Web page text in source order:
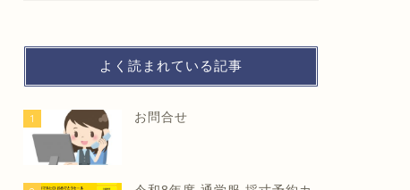
よく読まれている記事
1 お問合せ